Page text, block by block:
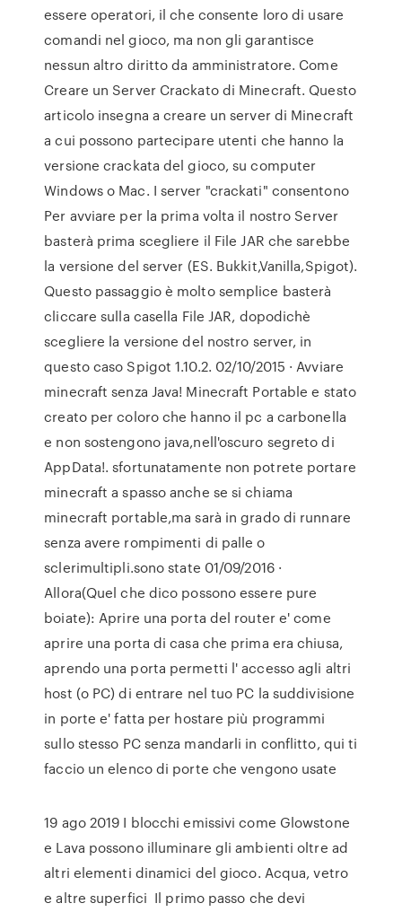
essere operatori, il che consente loro di usare
comandi nel gioco, ma non gli garantisce
nessun altro diritto da amministratore. Come
Creare un Server Crackato di Minecraft. Questo
articolo insegna a creare un server di Minecraft
a cui possono partecipare utenti che hanno la
versione crackata del gioco, su computer
Windows o Mac. I server "crackati" consentono
Per avviare per la prima volta il nostro Server
basterà prima scegliere il File JAR che sarebbe
la versione del server (ES. Bukkit,Vanilla,Spigot).
Questo passaggio è molto semplice basterà
cliccare sulla casella File JAR, dopodichè
scegliere la versione del nostro server, in
questo caso Spigot 1.10.2. 02/10/2015 · Avviare
minecraft senza Java! Minecraft Portable e stato
creato per coloro che hanno il pc a carbonella
e non sostengono java,nell'oscuro segreto di
AppData!. sfortunatamente non potrete portare
minecraft a spasso anche se si chiama
minecraft portable,ma sarà in grado di runnare
senza avere rompimenti di palle o
sclerimultipli.sono state 01/09/2016 ·
Allora(Quel che dico possono essere pure
boiate): Aprire una porta del router e' come
aprire una porta di casa che prima era chiusa,
aprendo una porta permetti l' accesso agli altri
host (o PC) di entrare nel tuo PC la suddivisione
in porte e' fatta per hostare più programmi
sullo stesso PC senza mandarli in conflitto, qui ti
faccio un elenco di porte che vengono usate
19 ago 2019 I blocchi emissivi come Glowstone
e Lava possono illuminare gli ambienti oltre ad
altri elementi dinamici del gioco. Acqua, vetro
e altre superfici Il primo passo che devi